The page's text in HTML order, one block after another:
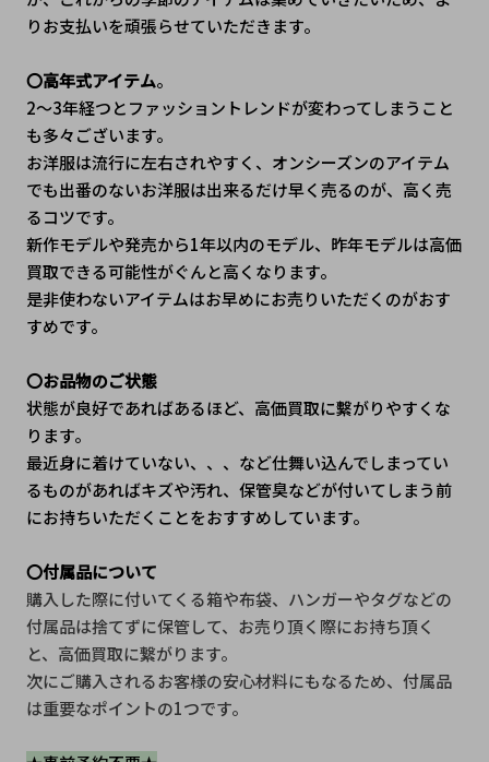
りお支払いを頑張らせていただきます。
〇高年式アイテム。
2～3年経つとファッショントレンドが変わってしまうこと
も多々ございます。
お洋服は流行に左右されやすく、オンシーズンのアイテム
でも出番のないお洋服は出来るだけ早く売るのが、高く売
るコツです。
新作モデルや発売から1年以内のモデル、昨年モデルは高価
買取できる可能性がぐんと高くなります。
是非使わないアイテムはお早めにお売りいただくのがおす
すめです。
〇お品物のご状態
状態が良好であればあるほど、高価買取に繫がりやすくな
ります。
最近身に着けていない、、、など仕舞い込んでしまってい
るものがあればキズや汚れ、保管臭などが付いてしまう前
にお持ちいただくことをおすすめしています。
〇付属品について
購入した際に付いてくる箱や布袋、ハンガーやタグなどの
付属品は捨てずに保管して、お売り頂く際にお持ち頂く
と、高価買取に繋がります。
次にご購入されるお客様の安心材料にもなるため、付属品
は重要なポイントの1つです。